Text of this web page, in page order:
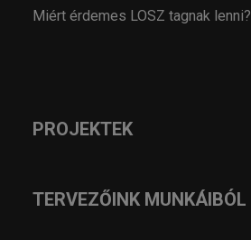
Miért érdemes LOSZ tagnak lenni?
PROJEKTEK
TERVEZŐINK MUNKÁIBÓL